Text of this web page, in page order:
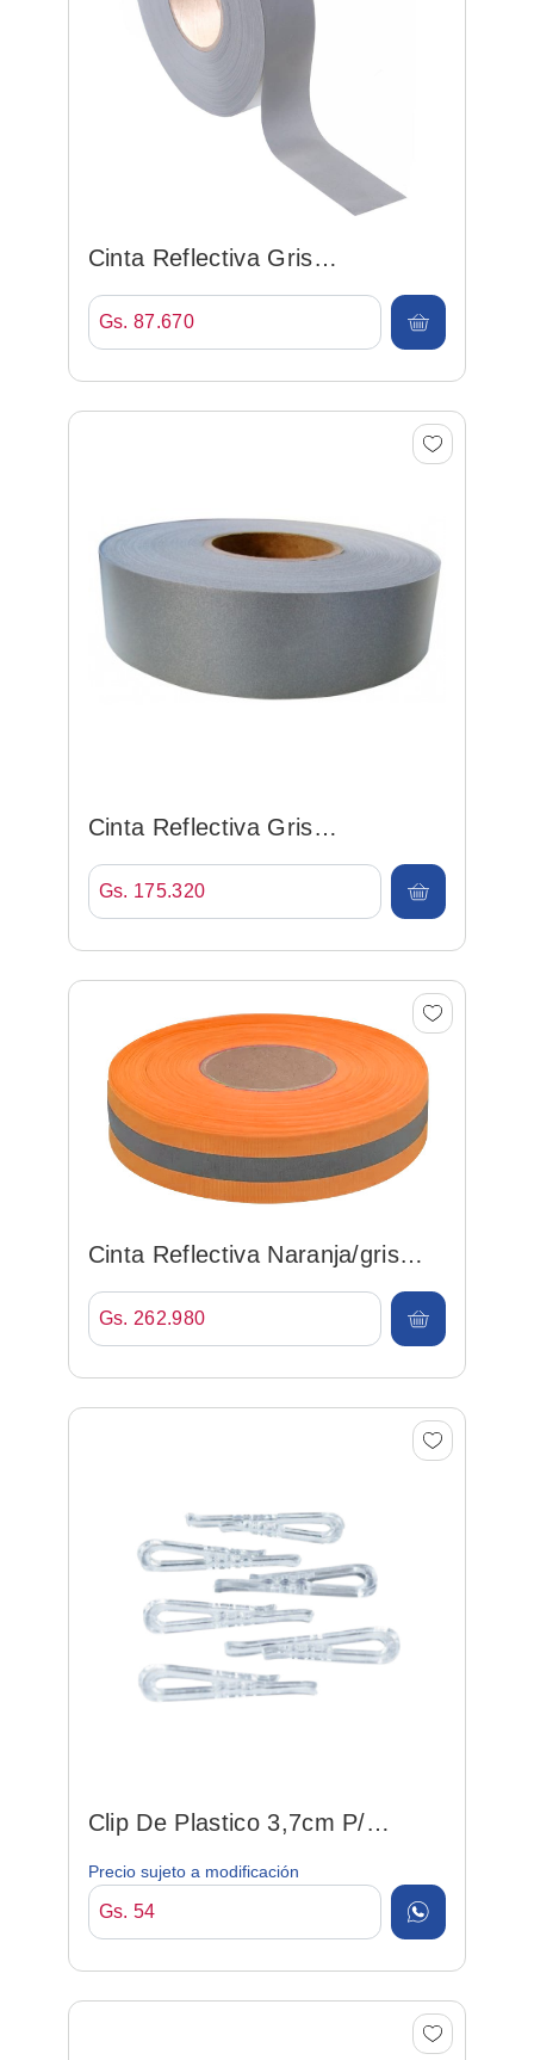
Cinta Reflectiva Gris
25mm*100mt
Gs. 87.670
Cinta Reflectiva Gris
50mm*100mt
Gs. 175.320
Cinta Reflectiva Naranja/gris
50mm*100mt
Gs. 262.980
Clip De Plastico 3,7cm P/
Precio sujeto a modificación
Gs. 54